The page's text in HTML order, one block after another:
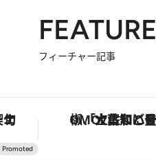
FEATURE
フィーチャー記事
呼ぶ郷土の味